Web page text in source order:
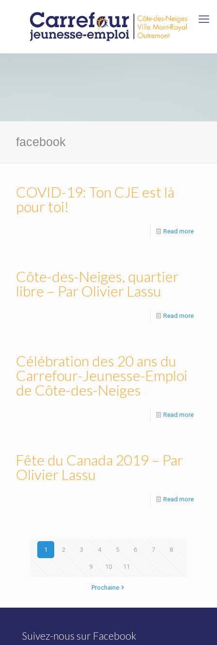
facebook
COVID-19: Ton CJE est là
pour toi!
Read more
Côte-des-Neiges, quartier
libre – Par Olivier Lassu
Read more
Célébration des 20 ans du
Carrefour-Jeunesse-Emploi
de Côte-des-Neiges
Read more
Fête du Canada 2019 – Par
Olivier Lassu
Read more
1 2 3 4 5 6 7 8
9 10 11
Prochaine
Suivez-nous sur Facebook